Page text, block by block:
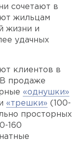
сочетают в
жильцам
жизни и
удачных
клиентов в
продаже
«однушки»
«трешки» (100-
просторных
160